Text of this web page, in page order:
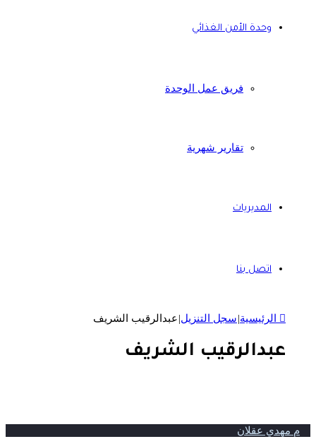
وحدة الأمن الغذائي
فريق عمل الوحدة
تقارير شهرية
المديريات
اتصل بنا
الرئيسية|سجل التنزيل|عبدالرقيب الشريف
عبدالرقيب الشريف
م مهدي عقلان